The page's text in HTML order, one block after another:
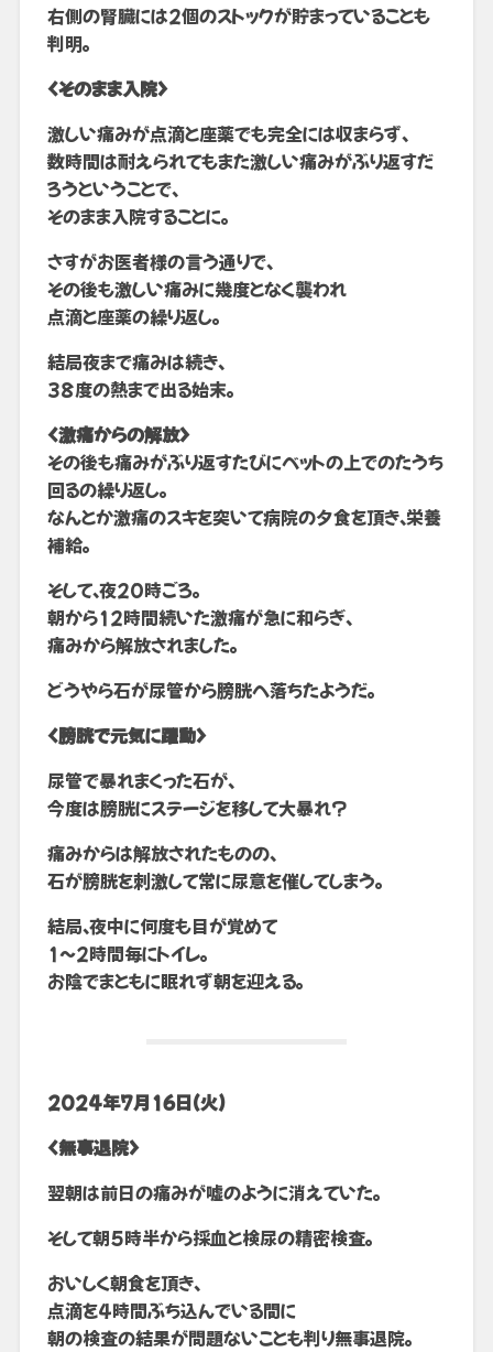
右側の腎臓には2個のストックが貯まっていることも
判明。
<そのまま入院>
激しい痛みが点滴と座薬でも完全には収まらず、
数時間は耐えられてもまた激しい痛みがぶり返すだ
ろうということで、
そのまま入院することに。
さすがお医者様の言う通りで、
その後も激しい痛みに幾度となく襲われ
点滴と座薬の繰り返し。
結局夜まで痛みは続き、
38度の熱まで出る始末。
<激痛からの解放>
その後も痛みがぶり返すたびにベットの上でのたうち
回るの繰り返し。
なんとか激痛のスキを突いて病院の夕食を頂き、栄養
補給。
そして、夜20時ごろ。
朝から12時間続いた激痛が急に和らぎ、
痛みから解放されました。
どうやら石が尿管から膀胱へ落ちたようだ。
<膀胱で元気に躍動>
尿管で暴れまくった石が、
今度は膀胱にステージを移して大暴れ?
痛みからは解放されたものの、
石が膀胱を刺激して常に尿意を催してしまう。
結局、夜中に何度も目が覚めて
1~2時間毎にトイレ。
お陰でまともに眠れず朝を迎える。
2024年7月16日(火)
<無事退院>
翌朝は前日の痛みが嘘のように消えていた。
そして朝5時半から採血と検尿の精密検査。
おいしく朝食を頂き、
点滴を4時間ぶち込んでいる間に
朝の検査の結果が問題ないことも判り無事退院。